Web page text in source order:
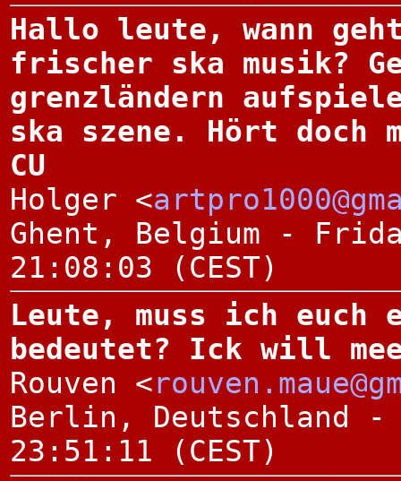
Hallo leute, wann
frischer ska musik?
grenzländern
ska szene. Hört
CU
Holger <
Ghent, Belgium -
21:08:03 (CEST)
Leute, muss ich euch
bedeutet? Ick will
Rouven <
Berlin, Deutschland -
23:51:11 (CEST)